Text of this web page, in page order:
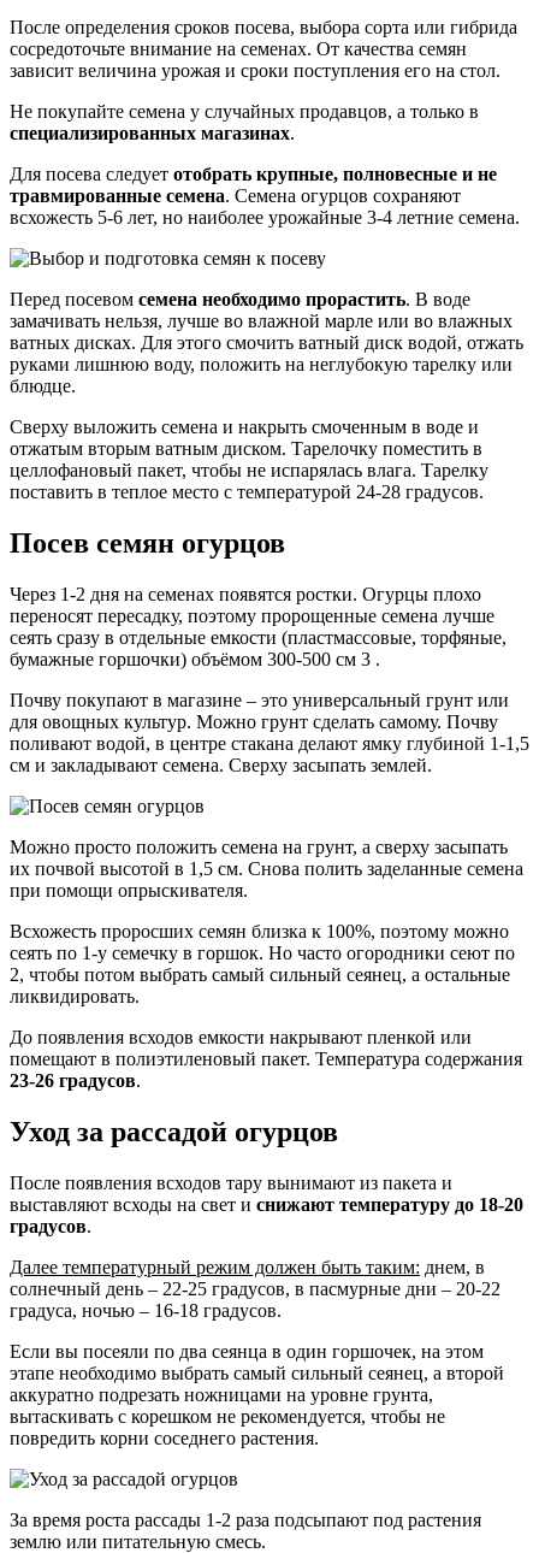
После определения сроков посева, выбора сорта или гибрида
сосредоточьте внимание на семенах. От качества семян
зависит величина урожая и сроки поступления его на стол.
Не покупайте семена у случайных продавцов, а только в
специализированных магазинах.
Для посева следует отобрать крупные, полновесные и не
травмированные семена. Семена огурцов сохраняют
всхожесть 5-6 лет, но наиболее урожайные 3-4 летние семена.
Перед посевом семена необходимо прорастить. В воде
замачивать нельзя, лучше во влажной марле или во влажных
ватных дисках. Для этого смочить ватный диск водой, отжать
руками лишнюю воду, положить на неглубокую тарелку или
блюдце.
Сверху выложить семена и накрыть смоченным в воде и
отжатым вторым ватным диском. Тарелочку поместить в
целлофановый пакет, чтобы не испарялась влага. Тарелку
поставить в теплое место с температурой 24-28 градусов.
Посев семян огурцов
Через 1-2 дня на семенах появятся ростки. Огурцы плохо
переносят пересадку, поэтому пророщенные семена лучше
сеять сразу в отдельные емкости (пластмассовые, торфяные,
бумажные горшочки) объёмом 300-500 см 3 .
Почву покупают в магазине – это универсальный грунт или
для овощных культур. Можно грунт сделать самому. Почву
поливают водой, в центре стакана делают ямку глубиной 1-1,5
см и закладывают семена. Сверху засыпать землей.
Можно просто положить семена на грунт, а сверху засыпать
их почвой высотой в 1,5 см. Снова полить заделанные семена
при помощи опрыскивателя.
Всхожесть проросших семян близка к 100%, поэтому можно
сеять по 1-у семечку в горшок. Но часто огородники сеют по
2, чтобы потом выбрать самый сильный сеянец, а остальные
ликвидировать.
До появления всходов емкости накрывают пленкой или
помещают в полиэтиленовый пакет. Температура содержания
23-26 градусов.
Уход за рассадой огурцов
После появления всходов тару вынимают из пакета и
выставляют всходы на свет и снижают температуру до 18-20
градусов.
Далее температурный режим должен быть таким: днем, в
солнечный день – 22-25 градусов, в пасмурные дни – 20-22
градуса, ночью – 16-18 градусов.
Если вы посеяли по два сеянца в один горшочек, на этом
этапе необходимо выбрать самый сильный сеянец, а второй
аккуратно подрезать ножницами на уровне грунта,
вытаскивать с корешком не рекомендуется, чтобы не
повредить корни соседнего растения.
За время роста рассады 1-2 раза подсыпают под растения
землю или питательную смесь.